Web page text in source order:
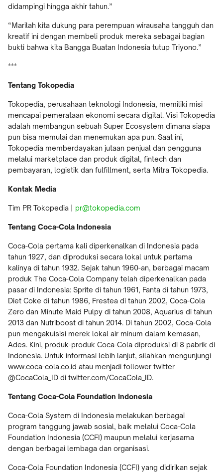
didampingi hingga akhir tahun.”
“Marilah kita dukung para perempuan wirausaha tangguh dan
kreatif ini dengan membeli produk mereka sebagai bagian
bukti bahwa kita Bangga Buatan Indonesia tutup Triyono.”
***
Tentang Tokopedia
Tokopedia, perusahaan teknologi Indonesia, memiliki misi
mencapai pemerataan ekonomi secara digital. Visi Tokopedia
adalah membangun sebuah Super Ecosystem dimana siapa
pun bisa memulai dan menemukan apa pun. Saat ini,
Tokopedia memberdayakan jutaan penjual dan pengguna
melalui marketplace dan produk digital, fintech dan
pembayaran, logistik dan fulfillment, serta Mitra Tokopedia.
Kontak Media
Tim PR Tokopedia | pr@tokopedia.com
Tentang Coca-Cola Indonesia
Coca-Cola pertama kali diperkenalkan di Indonesia pada
tahun 1927, dan diproduksi secara lokal untuk pertama
kalinya di tahun 1932. Sejak tahun 1960-an, berbagai macam
produk The Coca-Cola Company telah diperkenalkan pada
pasar di Indonesia: Sprite di tahun 1961, Fanta di tahun 1973,
Diet Coke di tahun 1986, Frestea di tahun 2002, Coca-Cola
Zero dan Minute Maid Pulpy di tahun 2008, Aquarius di tahun
2013 dan Nutriboost di tahun 2014. Di tahun 2002, Coca-Cola
pun mengakuisisi merek lokal air minum dalam kemasan,
Ades. Kini, produk-produk Coca-Cola diproduksi di 8 pabrik di
Indonesia. Untuk informasi lebih lanjut, silahkan mengunjungi
www.coca-cola.co.id atau menjadi follower twitter
@CocaCola_ID di twitter.com/CocaCola_ID.
Tentang Coca-Cola Foundation Indonesia
Coca-Cola System di Indonesia melakukan berbagai
program tanggung jawab sosial, baik melalui Coca-Cola
Foundation Indonesia (CCFI) maupun melalui kerjasama
dengan berbagai lembaga dan organisasi.
Coca-Cola Foundation Indonesia (CCFI) yang didirikan sejak